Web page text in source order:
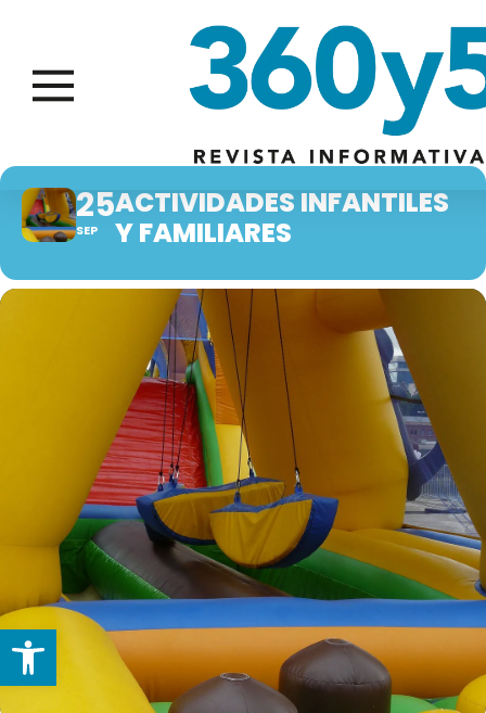
Abrir barra de herramientas
25
SEP
ACTIVIDADES INFANTILES
Y FAMILIARES